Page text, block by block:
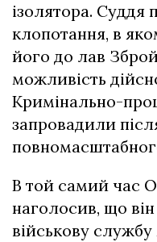
ізолятора. Суддя
клопотання, в
його до лав
можливість
Кримінально-
запровадили
В той самий час
наголосив, що
військову